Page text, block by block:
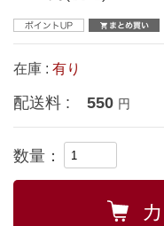
在庫 : 有り
配送料 : 550 円
数量：